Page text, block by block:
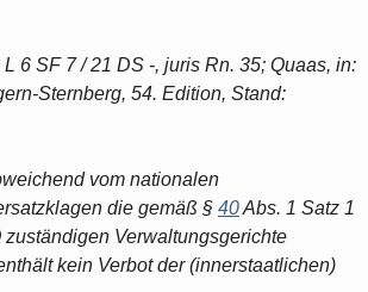
6 SF 7 / 21 DS -, juris Rn. 35; Quaas, in:
Sternberg, 54. Edition, Stand:
vom nationalen
die gemäß § 40Abs. 1 Satz 1
zuständigen Verwaltungsgerichte
kein Verbot der (innerstaatlichen)